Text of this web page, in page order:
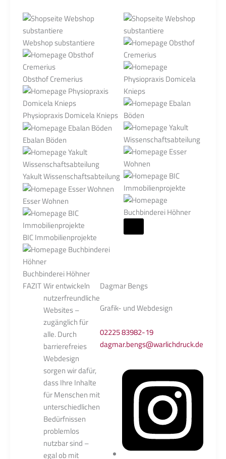
Webshop substantiere
Obsthof Cremerius
Physiopraxis Domicela Knieps
Ebalan Böden
Yakult Wissenschaftsabteilung
Esser Wohnen
BIC Immobilienprojekte
Buchbinderei Höhner
FAZIT Wir entwickeln
nutzerfreundliche
Websites –
zugänglich für
alle. Durch
barrierefreies
Webdesign
sorgen wir dafür,
dass Ihre Inhalte
für Menschen mit
unterschiedlichen
Bedürfnissen
problemlos
nutzbar sind –
egal ob mit
Dagmar Bengs
Grafik- und Webdesign
02225 83982-19
dagmar.bengs@warlichdruck.de